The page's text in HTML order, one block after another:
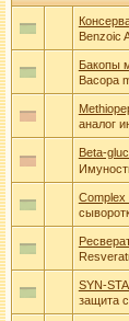
Benzoic
Бакопы
Bacopa
аналог
Beta-
Complex
SYN-
защита